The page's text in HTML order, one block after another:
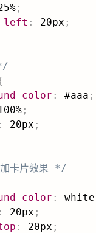
;
left : 20px ;
color : #aaa ;
;
: 20px ;
卡片效果 */
color : white
: 20px ;
: 20px ;